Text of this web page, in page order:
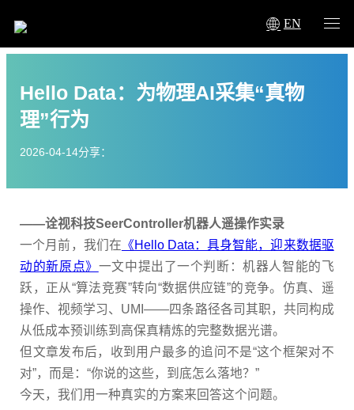
EN
Hello Data：为物理AI采集“真物
理”行为
2026-04-14分享：
——诠视科技SeerController机器人遥操作实录
一个月前，我们在 《Hello Data：具身智能，迎来数据驱
动的新原点》 一文中提出了一个判断：机器人智能的飞
跃，正从“算法竞赛”转向“数据供应链”的竞争。仿真、遥
操作、视频学习、 UMI——四条路径各司其职，共同构成
从低成本预训练到高保真精炼的完整数据光谱。
但文章发布后，收到用户最多的追问不是“这个框架对不
对”，而是：“你说的这些，到底怎么落地？”
今天，我们用一种真实的方案来回答这个问题。